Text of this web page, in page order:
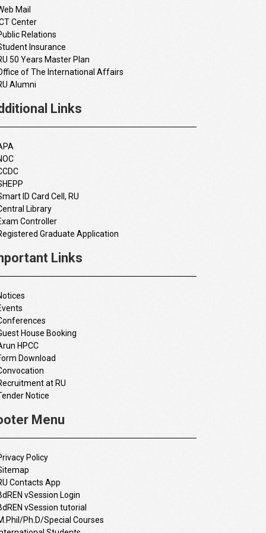
Mail
Center
Relations
Insurance
50 Years Master Plan
of The International Affairs
Alumni
Links
ID Card Cell, RU
Library
Controller
Graduate Application
Links
House Booking
HPCC
Download
at RU
Notice
Menu
Policy
Contacts App
vSession Login
vSession tutorial
Ph.D/Special Courses